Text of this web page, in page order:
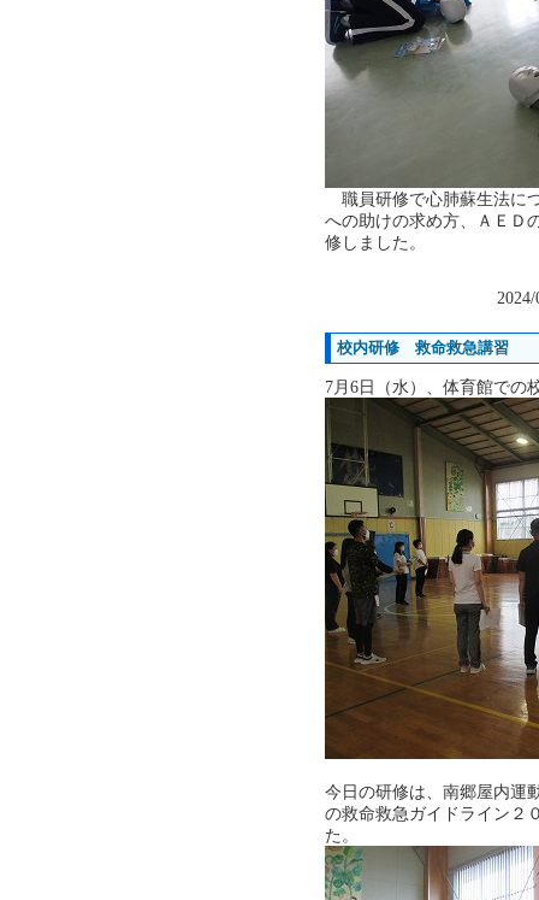
職員研修で心肺蘇生法に
への助けの求め方、ＡＥＤ
修しました。
校内研修 救命救急講習
7月6日（水）、体育館での
今日の研修は、南郷屋内運
の救命救急ガイドライン２
た。